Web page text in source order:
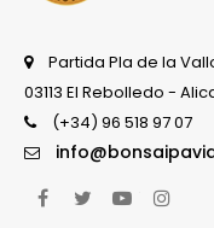
Partida Pla de la
03113 El Rebolledo -
(+34) 96 518 97 07
FacebookTwitterYouTube